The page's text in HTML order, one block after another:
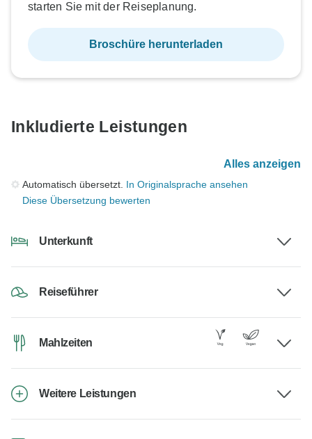
starten Sie mit der Reiseplanung.
Broschüre herunterladen
Inkludierte Leistungen
Alles anzeigen
Automatisch übersetzt. In Originalsprache ansehen
Diese Übersetzung bewerten
Unterkunft
Reiseführer
Mahlzeiten
Weitere Leistungen